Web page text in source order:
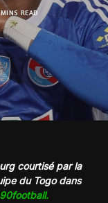
READ
courtisé par la
du Togo dans